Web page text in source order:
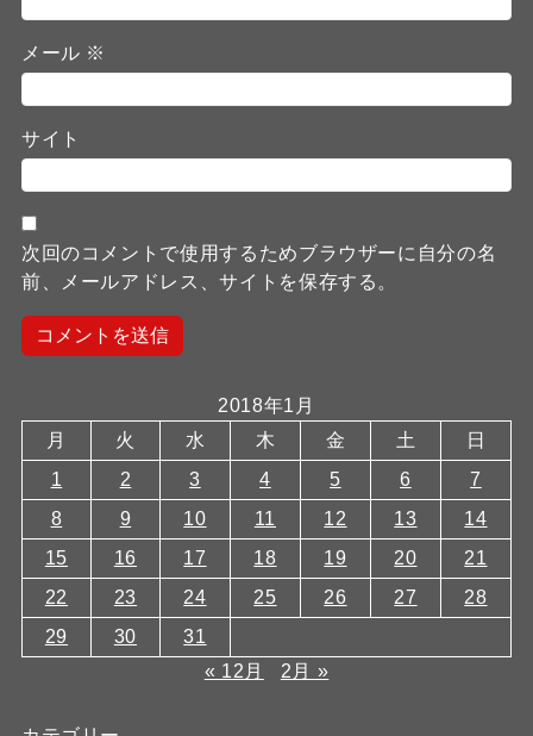
メール ※
サイト
次回のコメントで使用するためブラウザーに自分の名
前、メールアドレス、サイトを保存する。
2018年1月
月
火 水 木 金 土
日
1
2 3 4 5 6
7
8
9 10 11 12 13
14
15
16 17 18 19 20
21
22
23 24 25 26 27
28
29
30
31
« 12月
2月 »